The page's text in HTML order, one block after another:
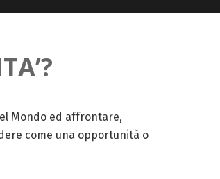
Mondo ed affrontare,
come una opportunità o